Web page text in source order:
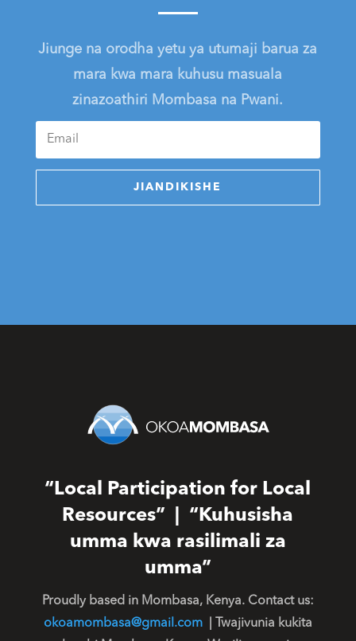
Jiunge na orodha yetu ya utumaji barua za
mara kwa mara kuhusu masuala
zinazoathiri Mombasa na Pwani.
JIANDIKISHE
“Local Participation for Local
Resources” | “Kuhusisha
umma kwa rasilimali za
umma”
Proudly based in Mombasa, Kenya. Contact us:
okoamombasa@gmail.com| Twajivunia kukita